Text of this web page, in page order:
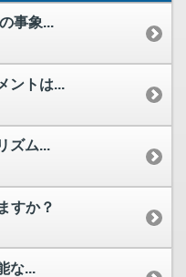
事象...
ントは...
ズム...
すか？
な...